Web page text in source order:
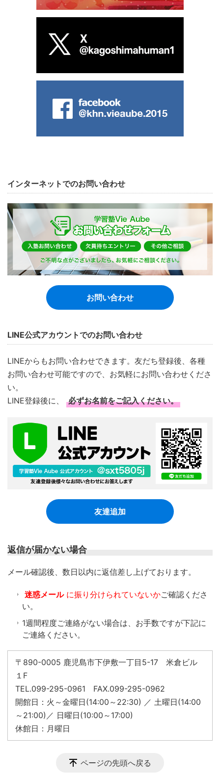
インターネットでのお問い合わせ
お問い合わせ
LINE公式アカウントでのお問い合わせ
LINEからもお問い合わせできます。友だち登録後、各種
お問い合わせ可能ですので、お気軽にお問い合わせくださ
い。
LINE登録後に、
必ずお名前をご記入ください。
友達追加
返信が届かない場合
​メール確認後、数日以内に返信差し上げております。
迷惑メール に振り分けられていないかご確認くださ
い。
1週間程度ご連絡がない場合は、お手数ですが下記に
ご連絡ください。
〒890-0005 鹿児島市下伊敷一丁目5-17 米倉ビル
１F
TEL.099-295-0961 FAX.099-295-0962
開館日：火～金曜日(14:00～22:30) ／ 土曜日(14:00
～21:00)／ 日曜日(10:00～17:00)
休館日：月曜日
ページの先頭へ戻る